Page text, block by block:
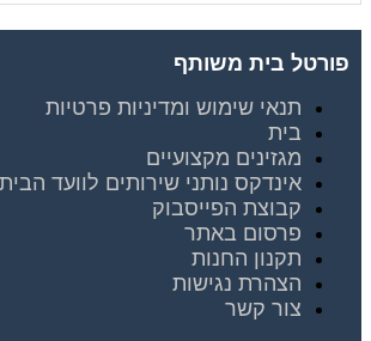
פורטל בית משותף
תנאי שימוש ומדיניות פרטיות
בית
מגזינים מקצועיים
אינדקס נותני שירותים לוועד הבית
קבוצת הפייסבוק
פרסום באתר
תקנון החנות
הצהרת נגישות
צור קשר